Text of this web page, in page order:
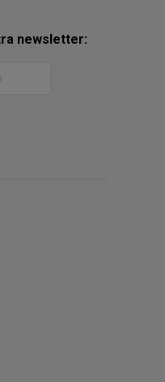
newsletter: